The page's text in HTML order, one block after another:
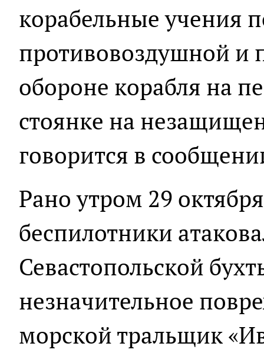
корабельные учения
противовоздушной и
обороне корабля на
стоянке на
говорится в
Рано утром 29
беспилотники
Севастопольской
незначительное
морской тральщик